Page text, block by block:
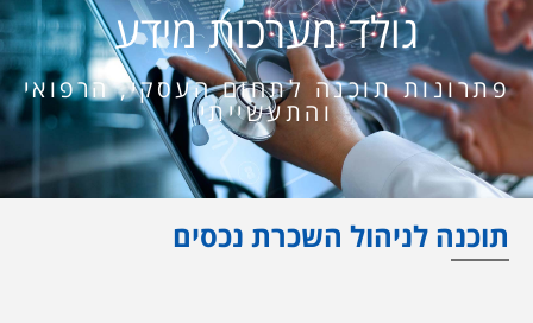
גולד מערכות מידע
פתרונות תוכנה לתחום העסקי, הרפואי
והתעשייתי
תוכנה לניהול השכרת נכסים